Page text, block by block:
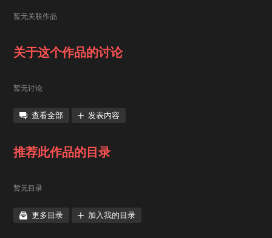
暂无关联作品
关于这个作品的讨论
暂无讨论
查看全部 发表内容
推荐此作品的目录
暂无目录
更多目录 加入我的目录